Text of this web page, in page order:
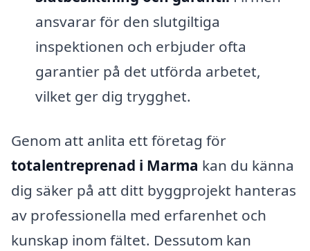
ansvarar för den slutgiltiga
inspektionen och erbjuder ofta
garantier på det utförda arbetet,
vilket ger dig trygghet.
Genom att anlita ett företag för
totalentreprenad i Marma kan du känna
dig säker på att ditt byggprojekt hanteras
av professionella med erfarenhet och
kunskap inom fältet. Dessutom kan